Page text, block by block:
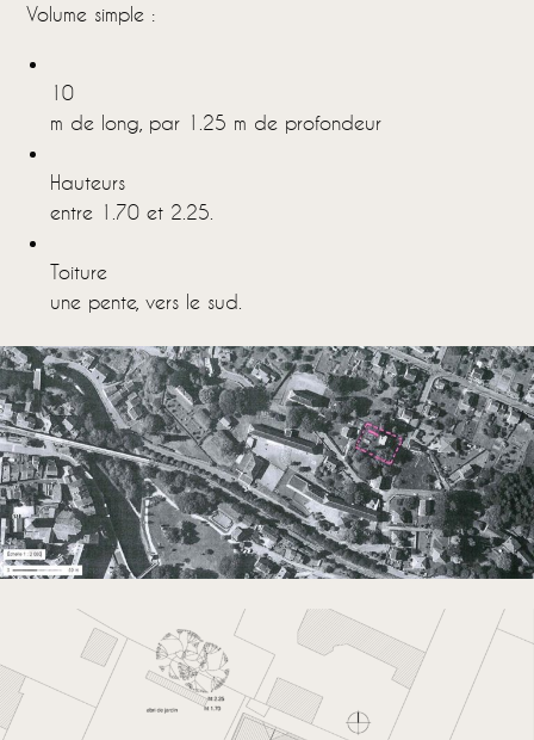
Volume simple :
10
m de long, par 1.25 m de profondeur
Hauteurs
entre 1.70 et 2.25.
Toiture
une pente, vers le sud.